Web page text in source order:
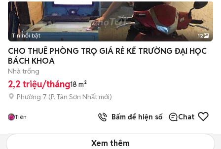
+2
Tin nổi bật 12
CHO THUÊ PHÒNG TRỌ GIÁ RẺ KẾ TRƯỜNG ĐẠI HỌC
BÁCH KHOA
Nhà trống
2,2 triệu/tháng18 m²
Phường 7 (P. Tân Sơn Nhất mới)
Tiên Bấm để hiện số Chat
Xem thêm